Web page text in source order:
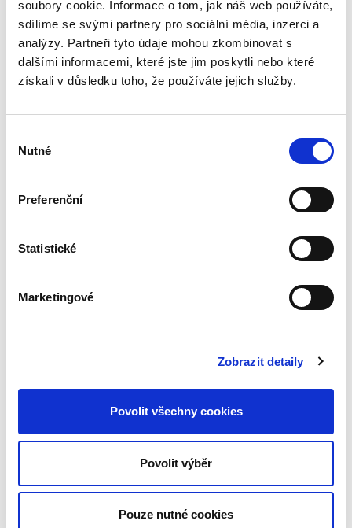
soubory cookie. Informace o tom, jak náš web používáte,
sdílíme se svými partnery pro sociální média, inzerci a
analýzy. Partneři tyto údaje mohou zkombinovat s
dalšími informacemi, které jste jim poskytli nebo které
získali v důsledku toho, že používáte jejich služby.
souhlasu
Nutné
Preferenční
Statistické
Marketingové
Zobrazit detaily
Povolit všechny cookies
Povolit výběr
Pouze nutné cookies
vnitrostátního. Často je totiž zdůrazňován vliv
práva Evropské unie na...
Zákaz diskriminace
pracovněprávních
Publikace pojednává o rovném zacházení a
Přechod práv a
pracovněprávních
vztahů